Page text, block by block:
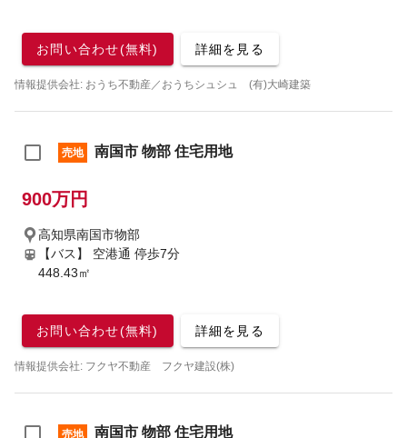
お問い合わせ(無料) 詳細を見る
情報提供会社: おうち不動産／おうちシュシュ (有)大崎建築
売地 南国市 物部 住宅用地
900万円
高知県南国市物部
【バス】 空港通 停歩7分
448.43㎡
お問い合わせ(無料) 詳細を見る
情報提供会社: フクヤ不動産 フクヤ建設(株)
売地 南国市 物部 住宅用地